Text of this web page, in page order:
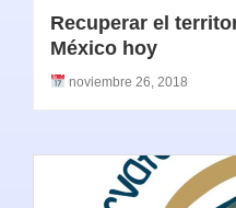
Recuperar el
México hoy
noviembre 26, 2018